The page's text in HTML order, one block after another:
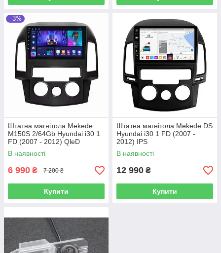
–3%
Штатна магнітола Mekede
M150S 2/64Gb Hyundai i30 1
FD (2007 - 2012) QleD
В наявності
6 990 ₴ 7 200 ₴
Купити
Штатна магнітола Mekede DS
Hyundai i30 1 FD (2007 -
2012) IPS
В наявності
12 990 ₴
Купити